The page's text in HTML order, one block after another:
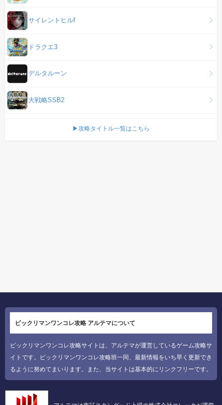
サイレントヒルf
ドラクエ3
デルタルーン
大戦略SSB2
▶攻略タイトル一覧はこちら
ビックリマンワンコレ攻略 アルテマについて
ビックリマンワンコレ攻略サイトは、アルテマが運営しているゲーム攻略サ
イトです。ビックリマンワンコレ攻略班一同、最新情報をいち早く更新でき
るように努めてまいります。また、当サイトは基本的にリンクフリーです。